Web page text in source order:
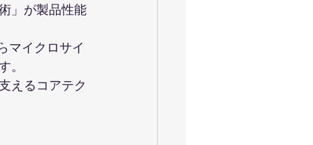
」が製品性能
マイクロサイ
。
えるコアテク